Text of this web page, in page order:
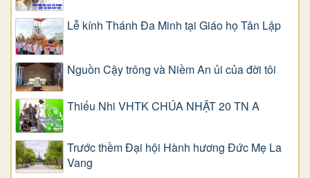
Lễ kính Thánh Đa Minh tại Giáo họ Tân Lập
Nguồn Cậy trông và Niềm An ủi của đời tôi
Thiếu Nhi VHTK CHÚA NHẬT 20 TN A
Trước thềm Đại hội Hành hương Đức Mẹ La
Vang